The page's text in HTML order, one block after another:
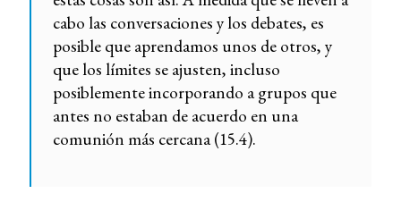
cabo las conversaciones y los debates, es
posible que aprendamos unos de otros, y
que los límites se ajusten, incluso
posiblemente incorporando a grupos que
antes no estaban de acuerdo en una
comunión más cercana (15.4).